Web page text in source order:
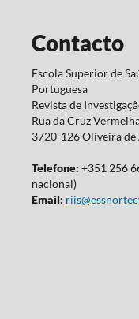
Contacto
Escola Superior de
Portuguesa
Revista de
Rua da Cruz
3720-126 Oliveira de
Telefone: +351 256
nacional)
Email: